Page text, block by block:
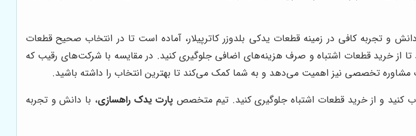
و تجربه کافی در زمینه قطعات یدکی بلدوزر کاترپیلار، آماده است تا در انتخاب صحیح قطعات
از خرید قطعات اشتباه و صرف هزینه‌های اضافی جلوگیری کنید. در مقایسه با شرکت‌های رقیب که
مشاوره تخصصی نیز اهمیت می‌دهد و به شما کمک می‌کند تا بهترین انتخاب را داشته باشید.
و از خرید قطعات اشتباه جلوگیری کنید. تیم متخصص پارت یدک راهسازی، با دانش و تجربه